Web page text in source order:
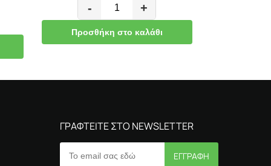
- +
Προσθήκη στο καλάθι
ΓΡΑΦΤΕΙΤΕ ΣΤΟ NEWSLETTER